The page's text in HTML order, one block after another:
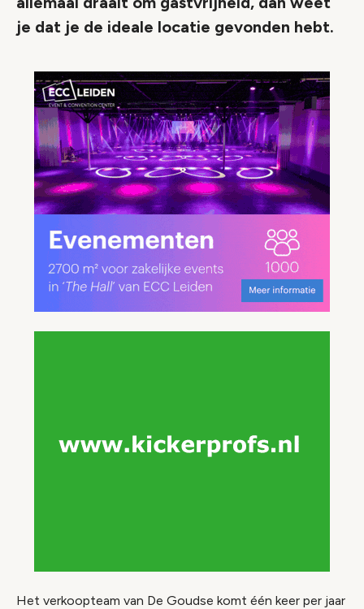
je dat je de ideale locatie gevonden hebt.
Het verkoopteam van De Goudse komt één keer per jaar